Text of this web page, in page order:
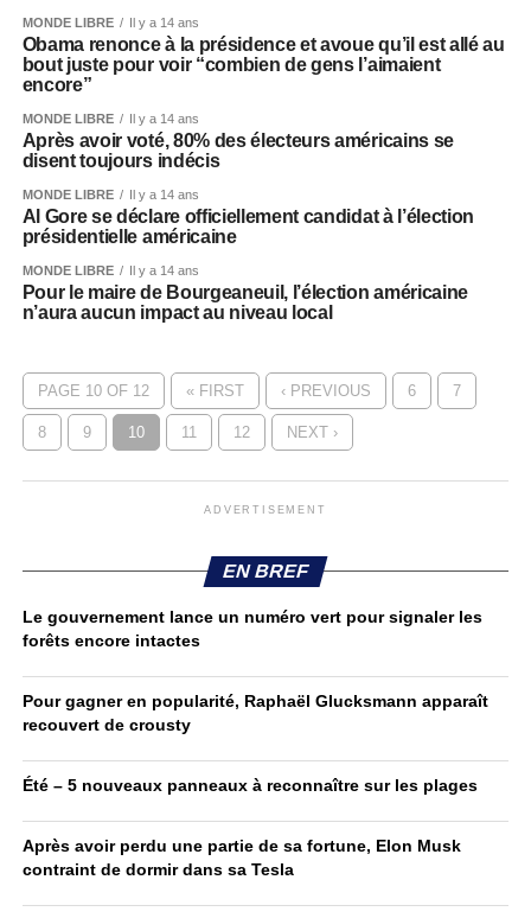
MONDE LIBRE Il y a 14 ans
Obama renonce à la présidence et avoue qu’il est allé au
bout juste pour voir “combien de gens l’aimaient
encore”
MONDE LIBRE Il y a 14 ans
Après avoir voté, 80% des électeurs américains se
disent toujours indécis
MONDE LIBRE Il y a 14 ans
Al Gore se déclare officiellement candidat à l’élection
présidentielle américaine
MONDE LIBRE Il y a 14 ans
Pour le maire de Bourgeaneuil, l’élection américaine
n’aura aucun impact au niveau local
PAGE 10 OF 12 « FIRST ‹ PREVIOUS 6 7
8 9 10 11 12 NEXT ›
ADVERTISEMENT
EN BREF
Le gouvernement lance un numéro vert pour signaler les
forêts encore intactes
Pour gagner en popularité, Raphaël Glucksmann apparaît
recouvert de crousty
Été – 5 nouveaux panneaux à reconnaître sur les plages
Après avoir perdu une partie de sa fortune, Elon Musk
contraint de dormir dans sa Tesla